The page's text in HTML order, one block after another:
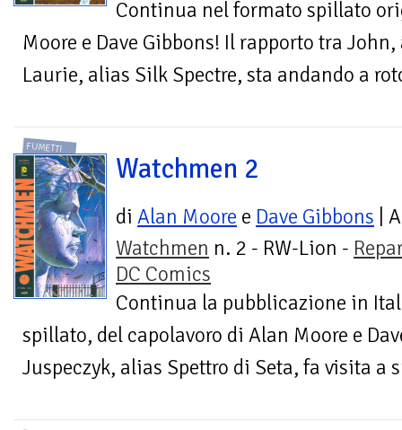
Continua nel formato spillato
Moore e Dave Gibbons! Il rapporto tra
Laurie, alias Silk Spectre, sta andando a
FUMETTI
Watchmen 2
di Alan Moore e Dave Gibbons |
Watchmen n. 2 - RW-Lion -
DC Comics
Continua la pubblicazione in
spillato, del capolavoro di Alan Moore e
Juspeczyk, alias Spettro di Seta, fa visita a